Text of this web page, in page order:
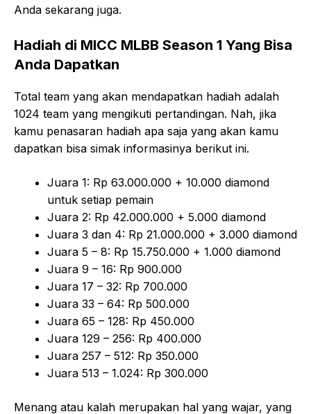
Anda sekarang juga.
Hadiah di MICC MLBB Season 1 Yang Bisa
Anda Dapatkan
Total team yang akan mendapatkan hadiah adalah
1024 team yang mengikuti pertandingan. Nah, jika
kamu penasaran hadiah apa saja yang akan kamu
dapatkan bisa simak informasinya berikut ini.
Juara 1: Rp 63.000.000 + 10.000 diamond
untuk setiap pemain
Juara 2: Rp 42.000.000 + 5.000 diamond
Juara 3 dan 4: Rp 21.000.000 + 3.000 diamond
Juara 5 – 8: Rp 15.750.000 + 1.000 diamond
Juara 9 – 16: Rp 900.000
Juara 17 – 32: Rp 700.000
Juara 33 – 64: Rp 500.000
Juara 65 – 128: Rp 450.000
Juara 129 – 256: Rp 400.000
Juara 257 – 512: Rp 350.000
Juara 513 – 1.024: Rp 300.000
Menang atau kalah merupakan hal yang wajar, yang